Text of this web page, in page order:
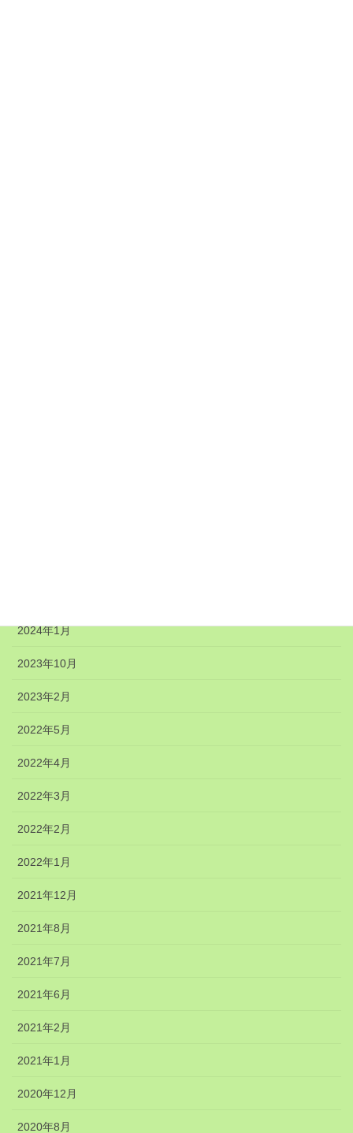
2024年1月
2023年10月
2023年2月
2022年5月
2022年4月
2022年3月
2022年2月
2022年1月
2021年12月
2021年8月
2021年7月
2021年6月
2021年2月
2021年1月
2020年12月
2020年8月